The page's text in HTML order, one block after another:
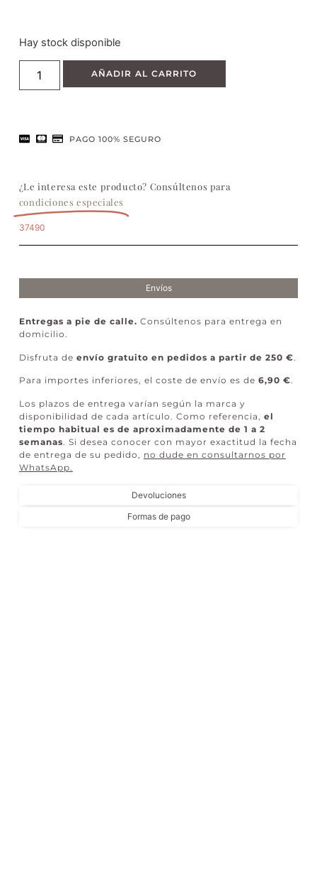
Hay stock disponible
AÑADIR AL CARRITO
PAGO 100% SEGURO
¿Le interesa este producto? Consúltenos para
condiciones especiales
37490
Envíos
Devoluciones
Formas de pago
Entregas a pie de calle. Consúltenos para entrega en
domicilio.
Disfruta de envío gratuito en pedidos a partir de 250 €
Para importes inferiores, el coste de envío es de 6,90 €.
Los plazos de entrega varían según la marca y
disponibilidad de cada artículo. Como referencia, el
tiempo habitual es de aproximadamente de 1 a 2
semanas . Si desea conocer con mayor exactitud la fecha
de entrega de su pedido, no dude en consultarnos por
WhatsApp